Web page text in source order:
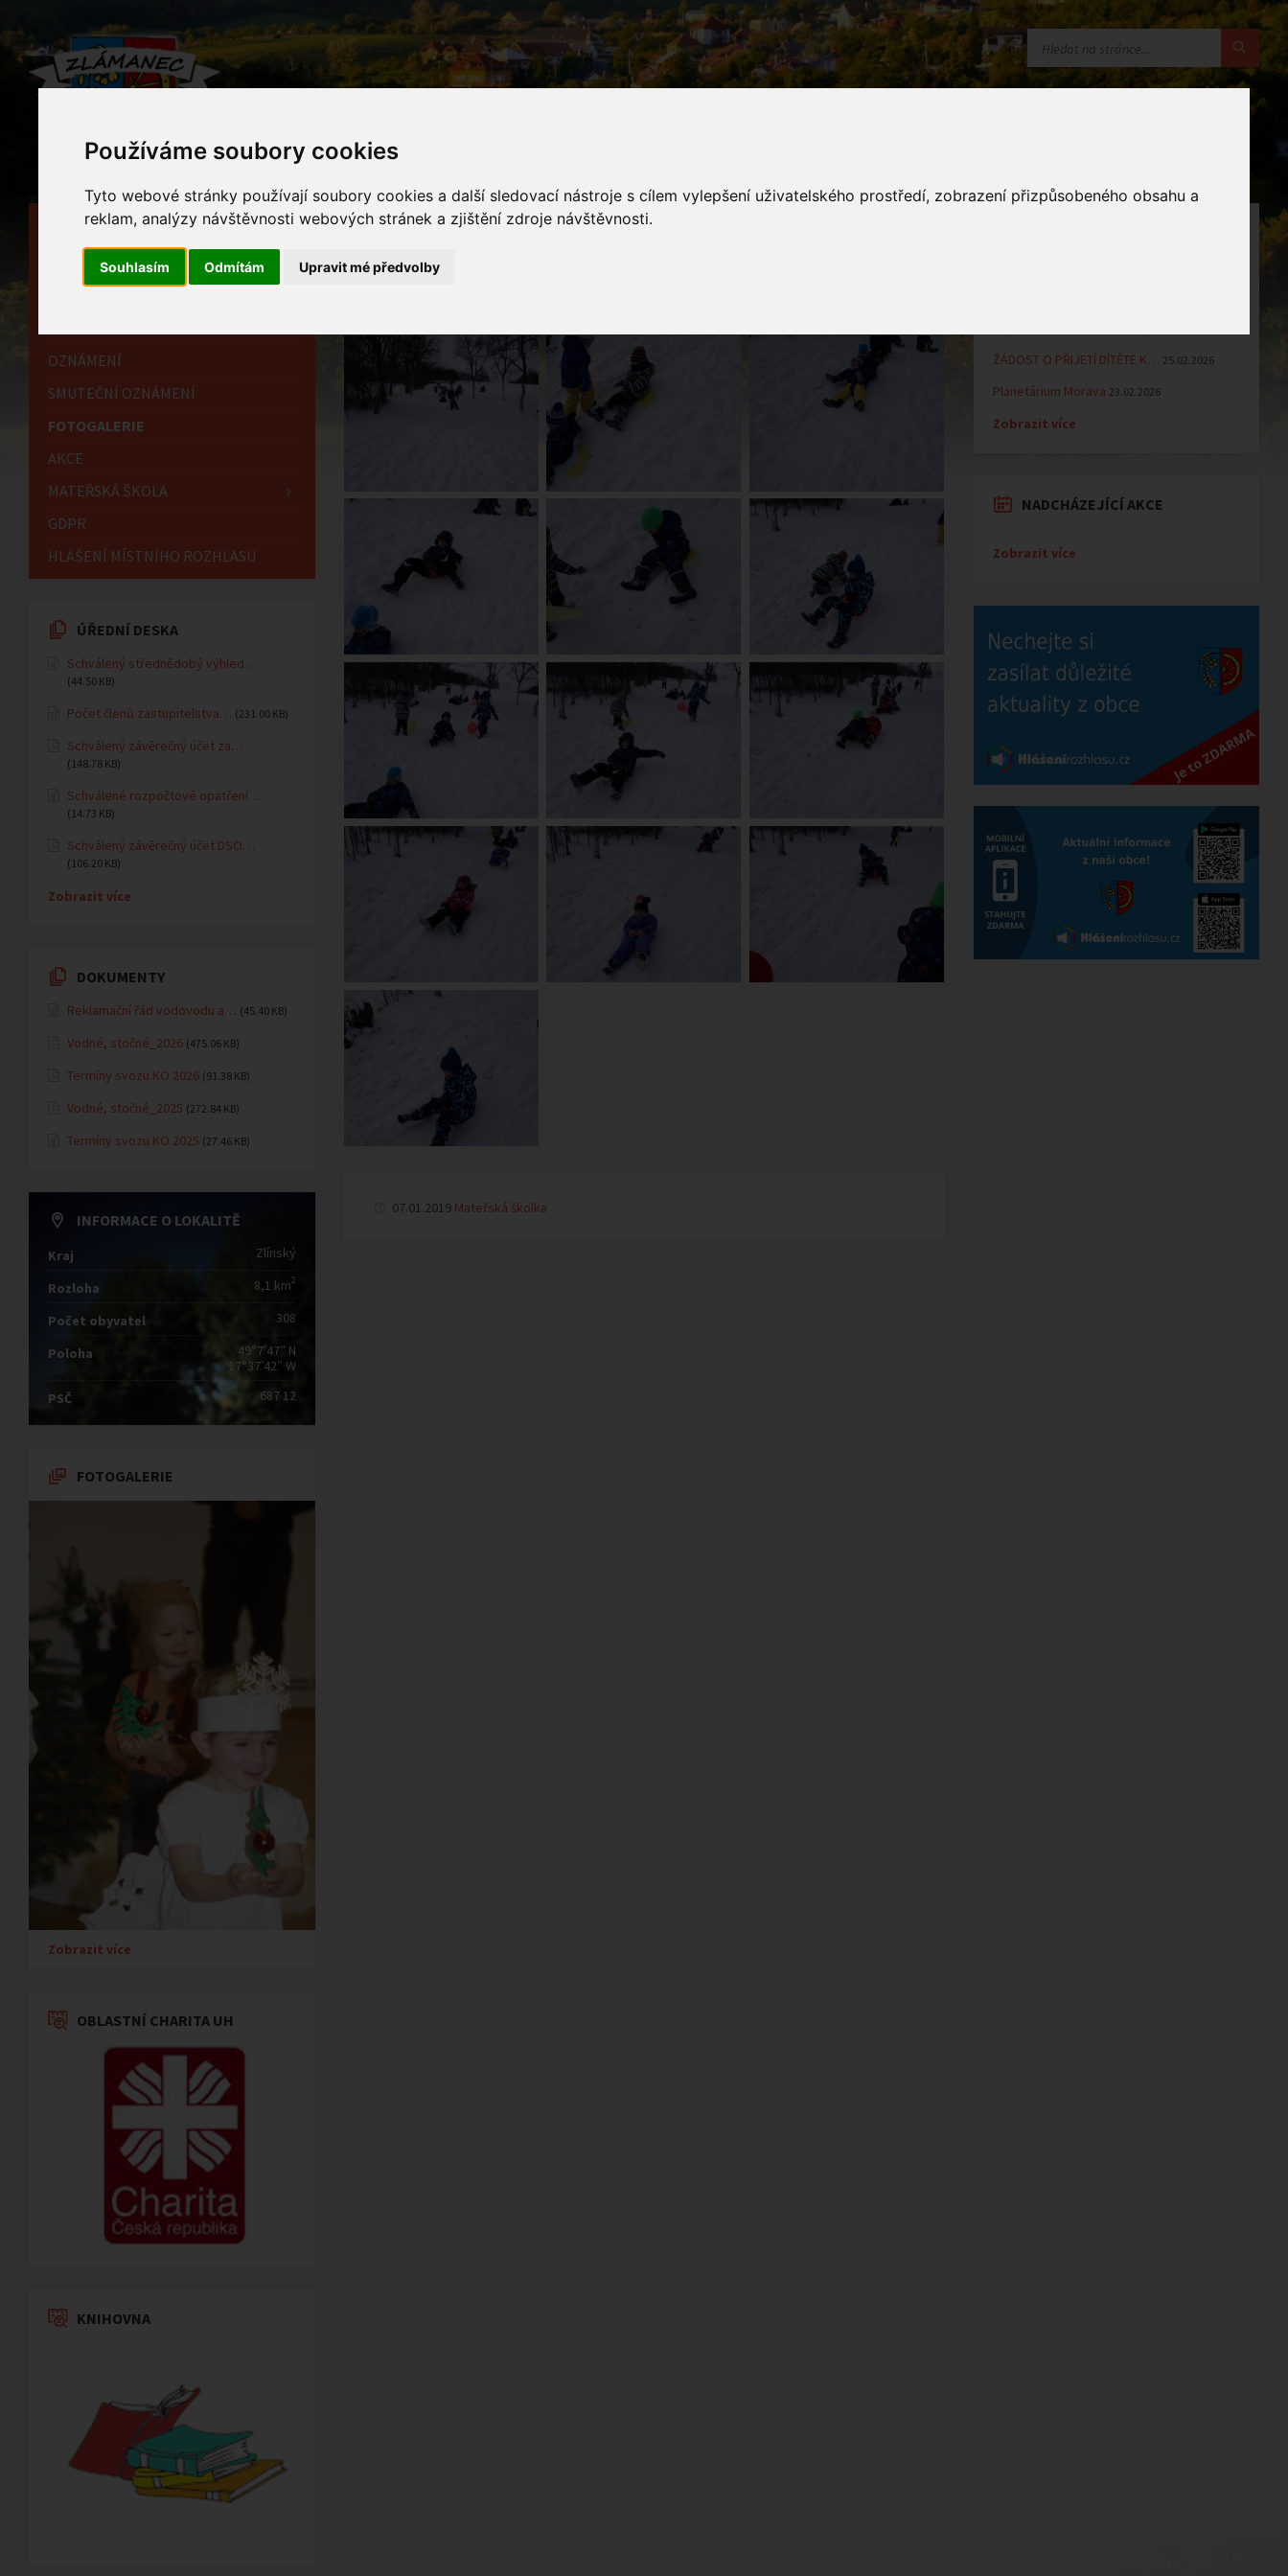
Používáme soubory cookies
Tyto webové stránky používají soubory cookies a další sledovací nástroje s cílem vylepšení uživatelského prostředí, zobrazení přizpůsobeného obsahu a
reklam, analýzy návštěvnosti webových stránek a zjištění zdroje návštěvnosti.
Souhlasím Odmítám Upravit mé předvolby
07.01.2019 Mateřská školka
HLAVNÍ STRÁNKA
OBECNÍ ÚŘAD
OZNÁMENÍ
SMUTEČNÍ OZNÁMENÍ
FOTOGALERIE
AKCE
MATEŘSKÁ ŠKOLA
GDPR
HLÁŠENÍ MÍSTNÍHO ROZHLASU
ÚŘEDNÍ DESKA
Schválený střednědobý výhled…
(44.50 KB)
Počet členů zastupitelstva… (231.00 KB)
Schválený závěrečný účet za…
(148.78 KB)
Schválené rozpočtové opatření…
(14.73 KB)
Schválený závěrečný účet DSO…
(106.20 KB)
Zobrazit více
DOKUMENTY
Reklamační řád vodovodu a… (45.40 KB)
Vodné, stočné_2026 (475.06 KB)
Termíny svozu KO 2026 (91.38 KB)
Vodné, stočné_2025 (272.84 KB)
Termíny svozu KO 2025 (27.46 KB)
INFORMACE O LOKALITĚ
Kraj Zlínský
Rozloha 8,1 km2
Počet obyvatel 308
Poloha
49°7′47″ N
17°37′42″ W
PSČ
687 12
FOTOGALERIE
Zobrazit více
OBLASTNÍ CHARITA UH
KNIHOVNA
ŽÁDOST O PŘIJETÍ DÍTĚTE K… 25.02.2026
Planetárium Morava 23.02.2026
Zobrazit více
NADCHÁZEJÍCÍ AKCE
Zobrazit více